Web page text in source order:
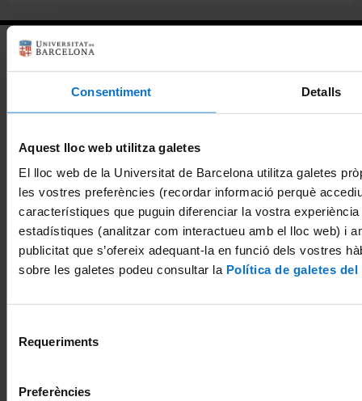
Consentiment Detalls
Aquest lloc web utilitza galetes
El lloc web de la Universitat de Barcelona utilitza galetes
les vostres preferències (recordar informació perquè
característiques que puguin diferenciar la vostra
estadístiques (analitzar com interactueu amb el lloc web) i
publicitat que s’ofereix adequant-la en funció dels vostres
sobre les galetes podeu consultar la Política de galetes
Requeriments
Preferències
Salidas profesionales
Facultad de Biología
Diagonal, 643
08028 Barcelona
secretaria-biologia@ub.edu
Secretaría: 934 021 086 / 934 021 671
Punto de información: 934 021 431